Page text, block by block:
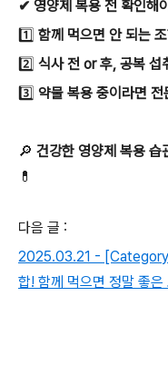
✔ 영양제 복용 전 확인해
1️⃣ 함께 먹으면 안 되는
2️⃣ 식사 전 or 후, 공복 섭
3️⃣ 약물 복용 중이라면 전
🔎 건강한 영양제 복용 습
💊
다음 글 :
2025.03.21 - [Category]
합! 함께 먹으면 정말 좋